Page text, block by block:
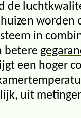
de
worden
in
betere
een hoger
uit